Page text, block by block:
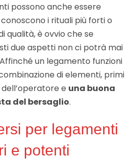
possono anche essere
i rituali più forti o
qualità, è ovvio che se
due aspetti non ci potrà mai
un legamento funzioni
di elementi, primi
e una buona
del bersaglio.
per legamenti
e potenti